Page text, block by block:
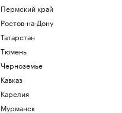
Пермский край
Ростов-на-Дону
Татарстан
Тюмень
Черноземье
Кавказ
Карелия
Мурманск